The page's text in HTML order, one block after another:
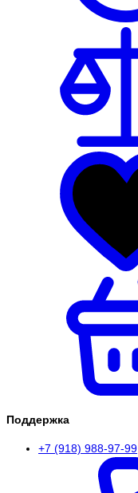
Поддержка
+7 (918) 988-97-99